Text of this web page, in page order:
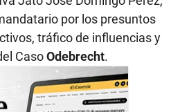
por los presuntos
tráfico de influencias y
CasoOdebrecht.